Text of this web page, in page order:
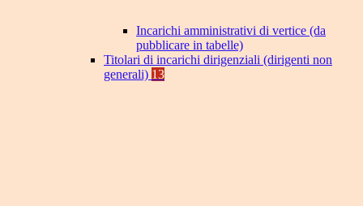
Incarichi amministrativi di vertice (da
pubblicare in tabelle)
Titolari di incarichi dirigenziali (dirigenti non
generali) 13